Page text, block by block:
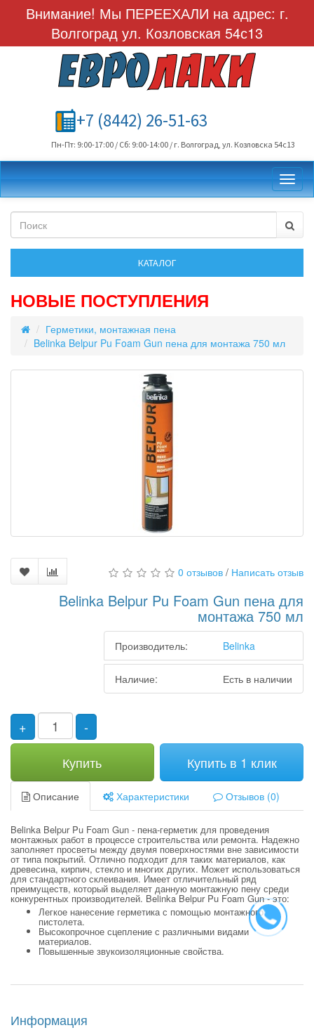
Внимание! Мы ПЕРЕЕХАЛИ на адрес: г.
Волгоград ул. Козловская 54с13
+7 (8442) 26-51-63
Пн-Пт: 9:00-17:00 / Сб: 9:00-14:00 / г. Волгоград, ул. Козловска 54с13
НОВЫЕ ПОСТУПЛЕНИЯ
Герметики, монтажная пена
Belinka Belpur Pu Foam Gun пена для монтажа 750 мл
0 отзывов / Написать отзыв
Belinka Belpur Pu Foam Gun пена для
монтажа 750 мл
Производитель: Belinka
Наличие: Есть в наличии
+
-
Купить
Купить в 1 клик
Описание Характеристики Отзывов (0)
Belinka Belpur Pu Foam Gun - пена-герметик для проведения
монтажных работ в процессе строительства или ремонта. Надежно
заполняет просветы между двумя поверхностями вне зависимости
от типа покрытий. Отлично подходит для таких материалов, как
древесина, кирпич, стекло и многих других. Может использоваться
для стандартного склеивания. Имеет отличительный ряд
преимуществ, который выделяет данную монтажную пену среди
конкурентных производителей. Belinka Belpur Pu Foam Gun - это:
Легкое нанесение герметика с помощью монтажного
пистолета.
Высокопрочное сцепление с различными видами
материалов.
Повышенные звукоизоляционные свойства.
Информация